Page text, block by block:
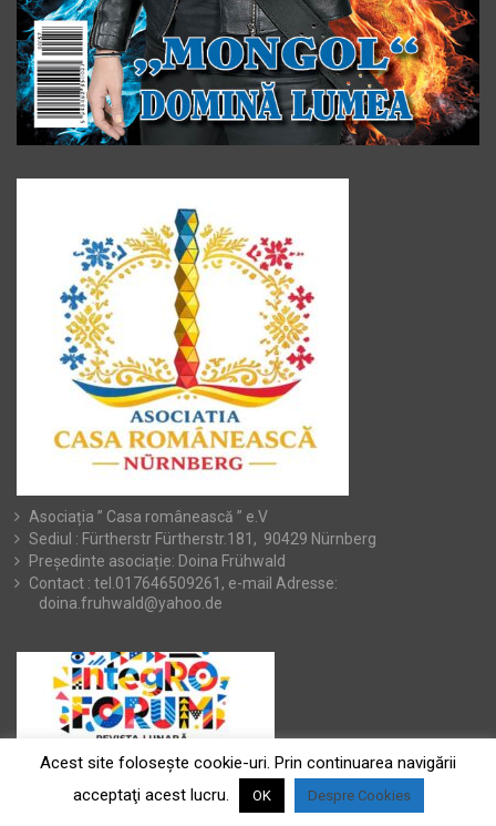
Asociația ” Casa românească ” e.V
Sediul : Fürtherstr Fürtherstr.181, 90429 Nürnberg
Președinte asociație: Doina Frühwald
Contact : tel.017646509261, e-mail Adresse:
doina.fruhwald@yahoo.de
Acest site foloseşte cookie-uri. Prin continuarea navigării
acceptaţi acest lucru.
OK Despre Cookies